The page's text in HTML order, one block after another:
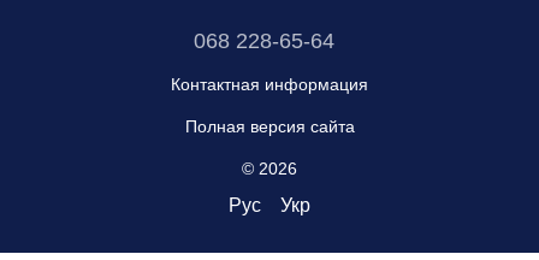
068 228-65-64
Контактная информация
Полная версия сайта
© 2026
Рус Укр